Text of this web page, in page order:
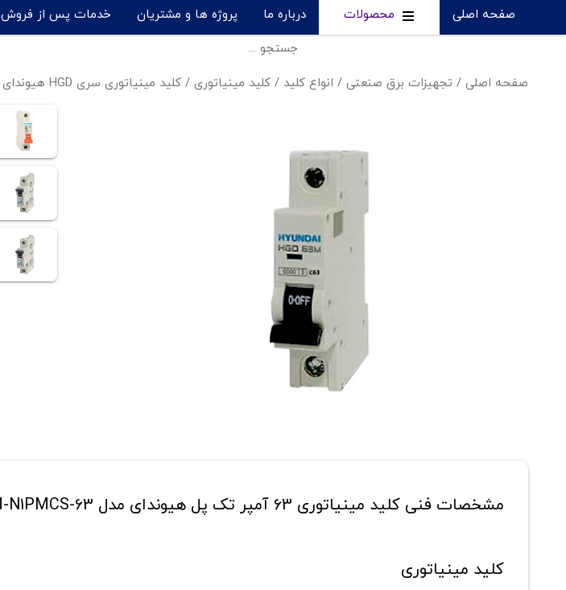
صفحه اصلی محصولات درباره ما پروژه ها و مشتریان خدمات پس از فروش
صفحه اصلی / تجهیزات برق صنعتی / انواع کلید / کلید مینیاتوری / کلید مینیاتوری سری HGD هیوندای
مشخصات فنی کلید مینیاتوری 63 آمپر تک پل هیوندای مدل HGD63M-N1PMCS-63
کلید مینیاتوری